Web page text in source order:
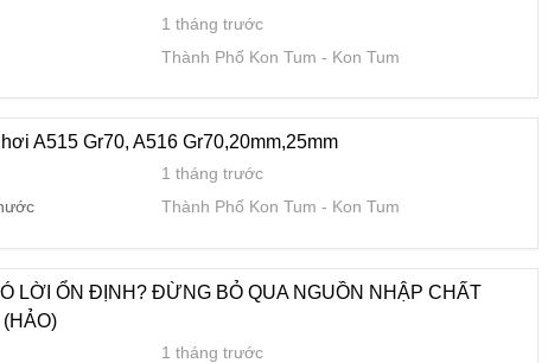
xã Hà Mòn, Đăk Hà, Kon Tum thì đừng bỏ qua lô đất này.
Đăk Hà cho anh chị em đầu tư giữ tiền đây ạ.
thuận lợi tại Hà Mòn, Kon Tum.
1 tháng trước
Thành Phố Kon Tum Kon Tum
A515 Gr70, A516 Gr70,20mm,25mm
1 tháng trước
Thành Phố Kon Tum Kon Tum
LỜI ỔN ĐỊNH? ĐỪNG BỎ QUA NGUỒN NHẬP CHẤT
1 tháng trước